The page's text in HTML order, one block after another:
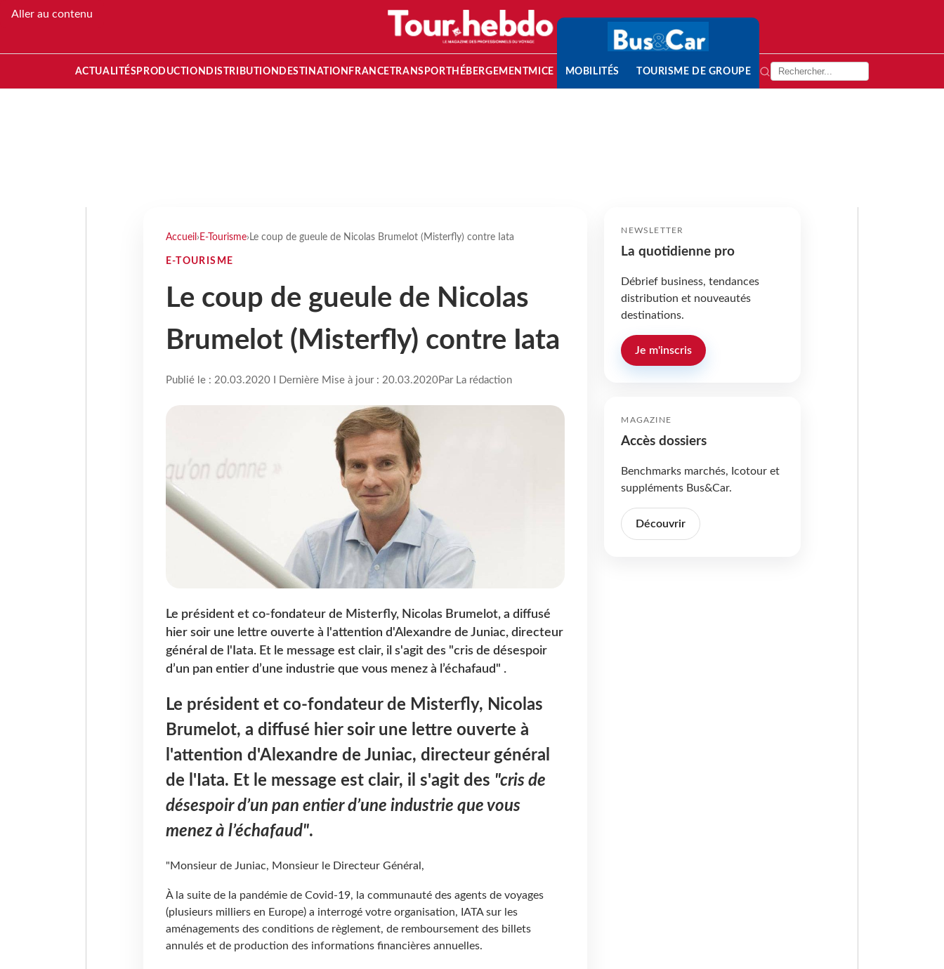
Aller au contenu
ACTUALITÉS PRODUCTION DISTRIBUTION DESTINATION FRANCETRANSPORT HÉBERGEMENTMICE MOBILITÉS TOURISME DE GROUPE
Accueil › E-Tourisme› Le coup de gueule de Nicolas Brumelot (Misterfly) contre Iata
E-TOURISME
Le coup de gueule de Nicolas
Brumelot (Misterfly) contre Iata
Publié le : 20.03.2020 I Dernière Mise à jour : 20.03.2020Par La rédaction
Le président et co-fondateur de Misterfly, Nicolas Brumelot, a diffusé
hier soir une lettre ouverte à l'attention d'Alexandre de Juniac, directeur
général de l'Iata. Et le message est clair, il s'agit des "cris de désespoir
d’un pan entier d’une industrie que vous menez à l’échafaud" .
Le président et co-fondateur de Misterfly, Nicolas
Brumelot, a diffusé hier soir une lettre ouverte à
l'attention d'Alexandre de Juniac, directeur général
de l'Iata. Et le message est clair, il s'agit des "cris de
désespoir d’un pan entier d’une industrie que vous
menez à l’échafaud".
"Monsieur de Juniac, Monsieur le Directeur Général,
À la suite de la pandémie de Covid-19, la communauté des agents de voyages
(plusieurs milliers en Europe) a interrogé votre organisation, IATA sur les
aménagements des conditions de règlement, de remboursement des billets
annulés et de production des informations financières annuelles.
NEWSLETTER
La quotidienne pro
Débrief business, tendances
distribution et nouveautés
destinations.
Je m'inscris
MAGAZINE
Accès dossiers
Benchmarks marchés, Icotour et
suppléments Bus&Car.
Découvrir